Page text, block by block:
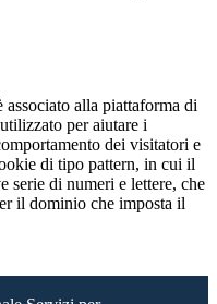
alla piattaforma di
per aiutare i
dei visitatori e
di tipo pattern, in cui il
serie di numeri e lettere, che
il dominio che imposta il